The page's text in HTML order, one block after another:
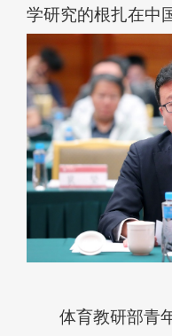
学研究的根扎在中
体育教研部青